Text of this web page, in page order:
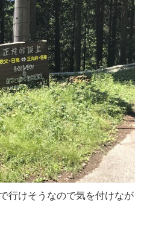
行けそうなので気を付けなが